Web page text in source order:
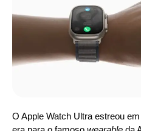
O Apple Watch Ultra estreou